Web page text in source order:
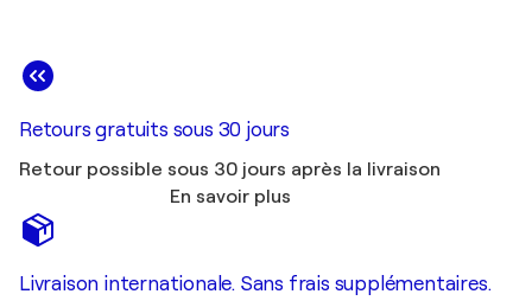
Retours gratuits sous 30 jours
Retour possible sous 30 jours après la livraison
En savoir plus
Livraison internationale. Sans frais supplémentaires.